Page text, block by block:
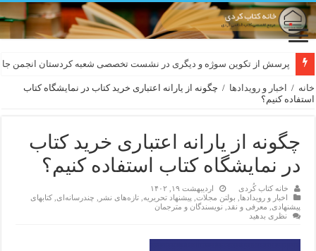
پرسش از تکوین سوژه و دیگری در نشست تخصصی شعبه کردستان انجمن
لەسەر کێشی ڕوباعی و به نەغمەی قەڵەمی «ئالی»
خانه / اخبار و رویدادها / چگونه از یارانه اعتباری خرید کتاب در نمایشگاه کتاب
استفاده کنیم؟
چگونه از یارانه اعتباری خرید کتاب
در نمایشگاه کتاب استفاده کنیم؟
خانه کتاب کُردی
اردیبهشت ۱۹, ۱۴۰۲
اخبار و رویدادها
بولتن مجلات پیشنهاد تحریریه ,تازەهای نشر چندرسانه‌ای ,کتابهای
پیشنهادی
معرفی و نقد
نویسندگان و مترجمان
نظری بدهید